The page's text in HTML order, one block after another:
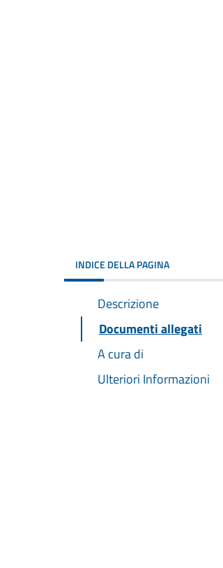
INDICE DELLA PAGINA
Descrizione
Documenti allegati
A cura di
Ulteriori Informazioni